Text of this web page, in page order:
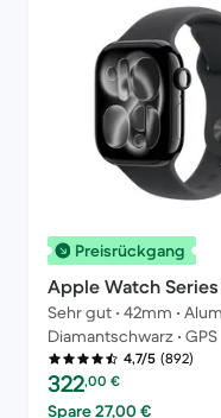
Preisrückgang
Apple Watch Series
Sehr gut • 42mm •
Diamantschwarz • GPS
4,7/5 (892)
Preis des erneuerten
322,00 €
Spare 27,00 €